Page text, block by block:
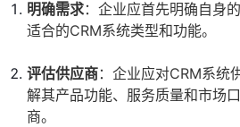
明确需求：企业应首先明确自身
适合的CRM系统类型和功能。
评估供应商：企业应对CRM系统
解其产品功能、服务质量和市场
商。